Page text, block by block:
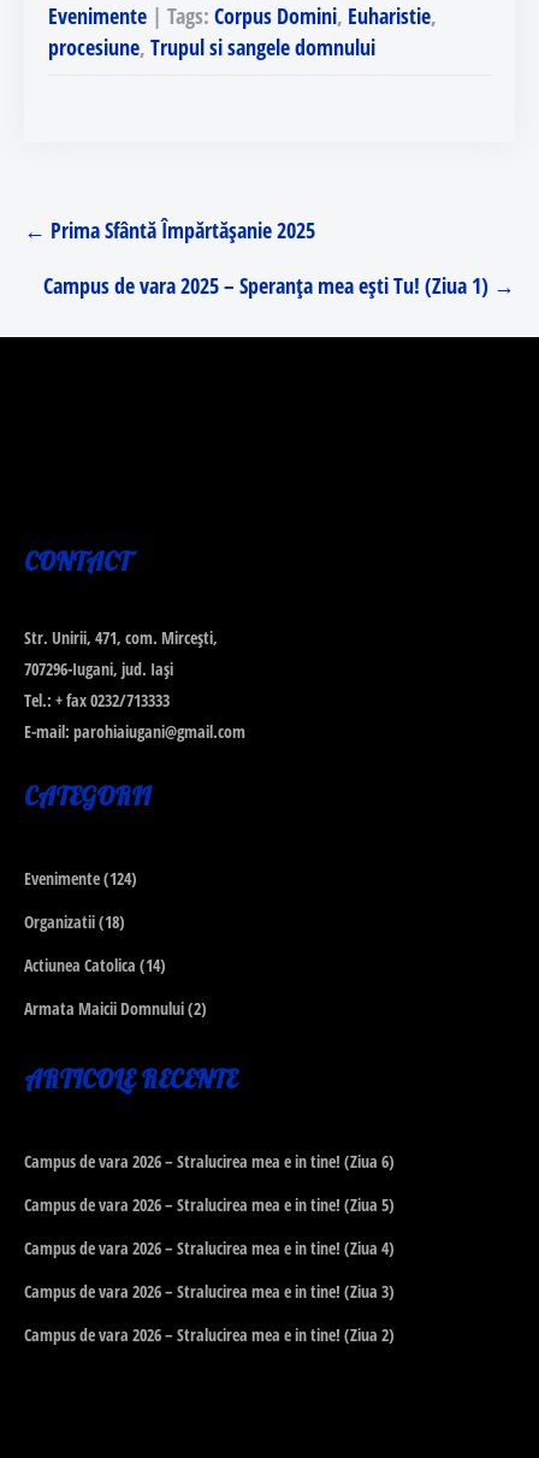
Evenimente | Tags: Corpus Domini, Euharistie,
procesiune, Trupul si sangele domnului
Post
navigation
← Prima Sfântă Împărtășanie 2025
Campus de vara 2025 – Speranța mea ești Tu! (Ziua 1) →
CONTACT
Str. Unirii, 471, com. Mirceşti,
707296-Iugani, jud. Iaşi
Tel.: + fax 0232/713333
E-mail: parohiaiugani@gmail.com
CATEGORII
Evenimente(124)
Organizatii(18)
Actiunea Catolica (14)
Armata Maicii Domnului(2)
ARTICOLE RECENTE
Campus de vara 2026 – Stralucirea mea e in tine! (Ziua 6)
Campus de vara 2026 – Stralucirea mea e in tine! (Ziua 5)
Campus de vara 2026 – Stralucirea mea e in tine! (Ziua 4)
Campus de vara 2026 – Stralucirea mea e in tine! (Ziua 3)
Campus de vara 2026 – Stralucirea mea e in tine! (Ziua 2)